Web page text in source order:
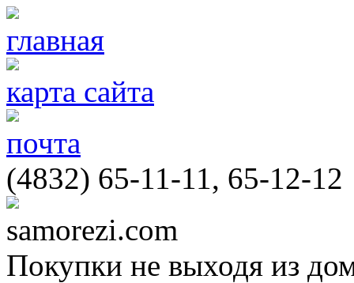
главная
карта сайта
почта
(4832) 65-11-11, 65-12-12
samorezi.com
Покупки не выходя из